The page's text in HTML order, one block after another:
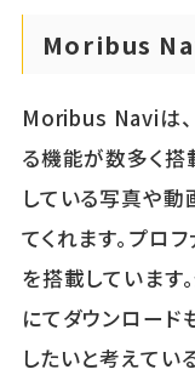
Moribus
Moribus Naviは
る機能が数多く
している写真や
てくれます。プロ
を搭載しています
にてダウンロード
したいと考えてい